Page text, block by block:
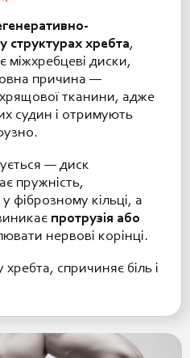
структурах хребта,
міжхребцеві диски,
причина —
тканини, адже
судин і отримують
— диск
пружність,
фіброзному кільці, а
протрузія або
нервові корінці.
спричиняє біль і